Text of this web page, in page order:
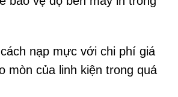
nạp mực với chi phí giá
mòn của linh kiện trong quá